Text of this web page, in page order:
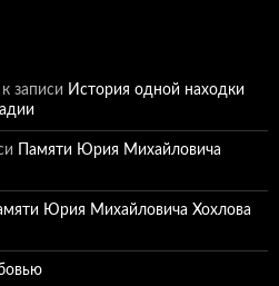
к записи История одной находки
Памяти Юрия Михайловича
Юрия Михайловича Хохлова